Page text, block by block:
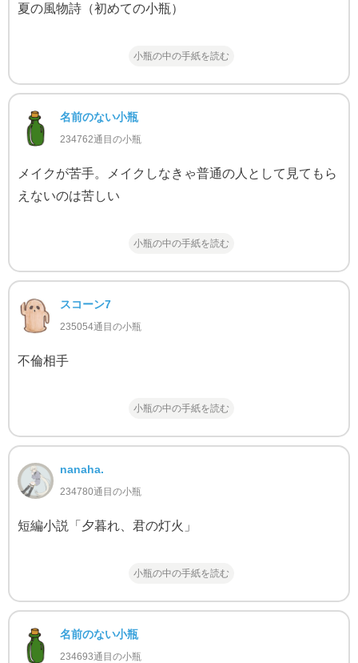
夏の風物詩（初めての小瓶）
小瓶の中の手紙を読む
名前のない小瓶
234762通目の小瓶
メイクが苦手。メイクしなきゃ普通の人として見てもら
えないのは苦しい
小瓶の中の手紙を読む
スコーン7
235054通目の小瓶
不倫相手
小瓶の中の手紙を読む
nanaha.
234780通目の小瓶
短編小説「夕暮れ、君の灯火」
小瓶の中の手紙を読む
名前のない小瓶
234693通目の小瓶